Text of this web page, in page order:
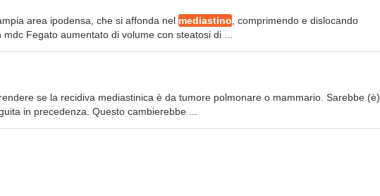
area ipodensa, che si affonda nel mediastino , comprimendo e dislocando
Fegato aumentato di volume con steatosi di ...
se la recidiva mediastinica è da tumore polmonare o mammario. Sarebbe (è)
in precedenza. Questo cambierebbe ...